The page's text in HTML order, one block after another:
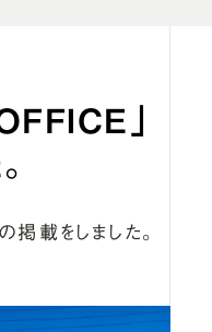
」
の掲載をしました。